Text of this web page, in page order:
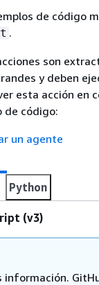
de código
.
son
y deben
esta acción en
de código:
un agente
Python
(v3)
información.